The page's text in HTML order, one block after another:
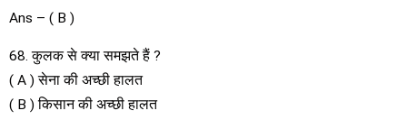
Ans – ( B )
68. कुलक से क्या समझते हैं ?
( A ) सेना की अच्छी हालत
( B ) किसान की अच्छी हालत